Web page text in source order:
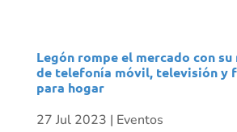
Legón rompe el mercado con
de telefonía móvil, televisión y
para hogar
27 Jul 2023 | Eventos